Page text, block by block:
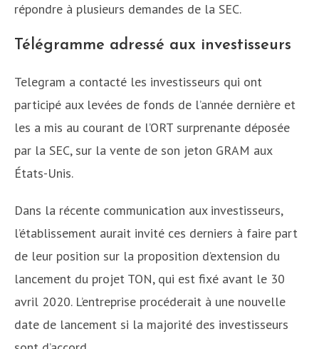
répondre à plusieurs demandes de la SEC.
Télégramme adressé aux investisseurs
Telegram a contacté les investisseurs qui ont
participé aux levées de fonds de l’année dernière et
les a mis au courant de l’ORT surprenante déposée
par la SEC, sur la vente de son jeton GRAM aux
États-Unis.
Dans la récente communication aux investisseurs,
l’établissement aurait invité ces derniers à faire part
de leur position sur la proposition d’extension du
lancement du projet TON, qui est fixé avant le 30
avril 2020. L’entreprise procéderait à une nouvelle
date de lancement si la majorité des investisseurs